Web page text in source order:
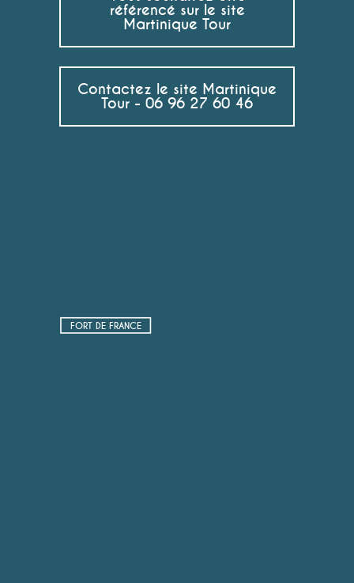
référencé sur le site
Martinique Tour
Contactez le site Martinique
Tour - 06 96 27 60 46
FORT DE FRANCE